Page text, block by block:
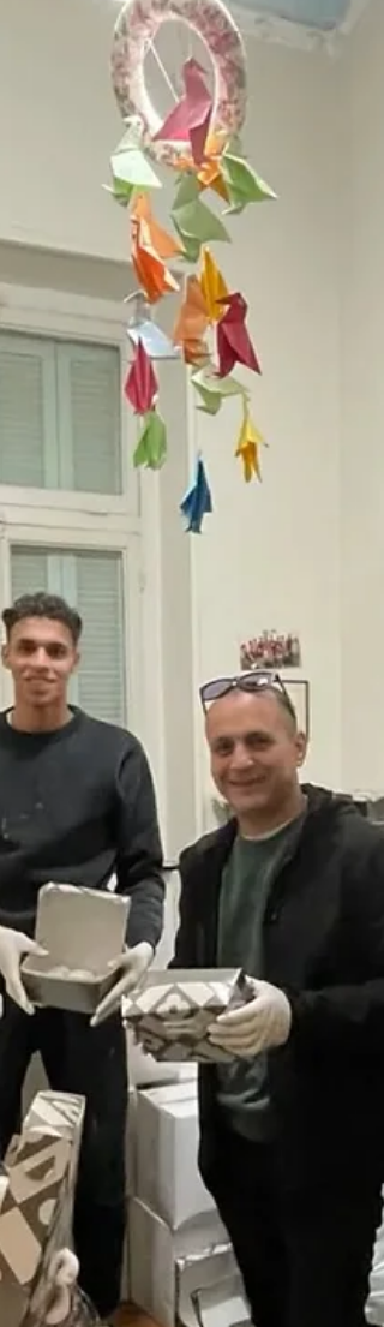
εμψύχωσης, έχουμε διαπιστώσει ότι
πολλοί πρόσφυγες θεωρούν πως οι
Έλληνες ήταν πάντα «Ευρωπαίοι», με τις
«ευκολίες» που συνεπάγεται η
Καλάβρυτα. Οι υπεύθυνοι του Μουσείου
μάς ξενάγησαν και τους ευχαριστούμε
θερμά, ιδιαίτερα τον κ. Δήμο. Οι μαθητές
μας συγκινήθηκαν – το ίδιο και εκείνος.
Διαφορετικές χώρες, αλλά τόσα κοινά. Οι
λαοί της χώρας μας και των προσφύγ